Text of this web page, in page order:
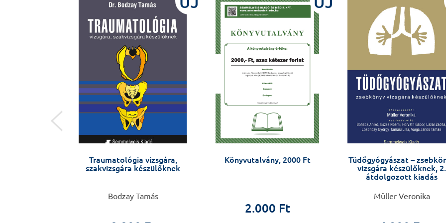
Traumatológia vizsgára,
szakvizsgára készülőknek
Bodzay Tamás
Könyvutalvány, 2000 Ft
2.000 Ft
Tüdőgyógyászat –
vizsgára készülőknek, 2.
átdolgozott kiadás
Müller Veronika